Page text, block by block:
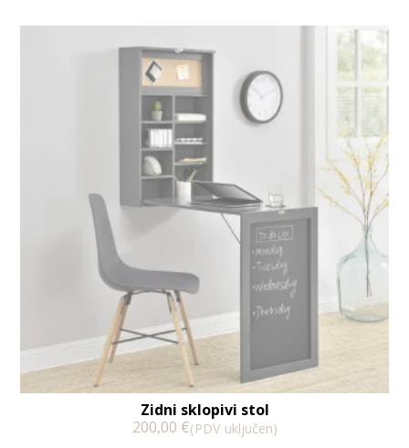
Zidni sklopivi stol
200,00 €(PDV uključen)